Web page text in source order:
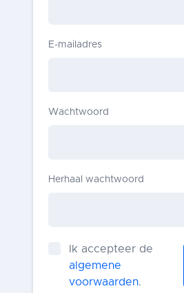
E-mailadres
Wachtwoord
Herhaal wachtwoord
Ik accepteer de
algemene
voorwaarden.